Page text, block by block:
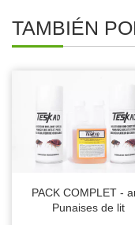
TAMBIÉN
PACK COMPLET -
Punaises de lit